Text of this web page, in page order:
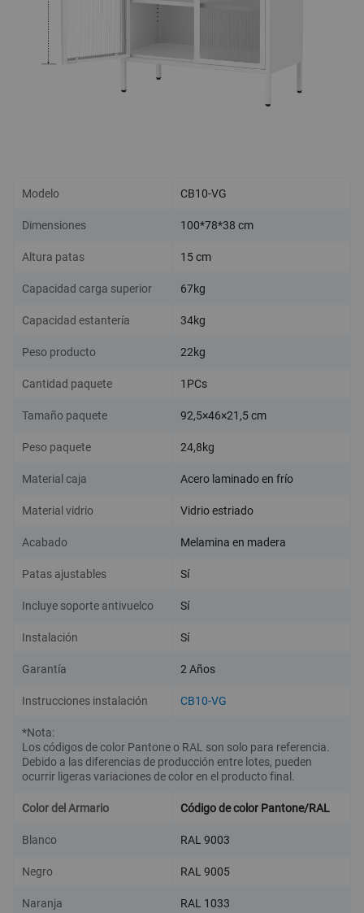
Modelo CB10-VG
Dimensiones 100*78*38 cm
Altura patas 15 cm
Capacidad carga superior 67kg
Capacidad estantería 34kg
Peso producto 22kg
Cantidad paquete 1PCs
Tamaño paquete 92,5×46×21,5 cm
Peso paquete 24,8kg
Material caja Acero laminado en frío
Material vidrio Vidrio estriado
Acabado Melamina en madera
Patas ajustables Sí
Incluye soporte antivuelco Sí
Instalación Sí
Garantía 2 Años
Instrucciones instalación CB10-VG
*Nota:
Los códigos de color Pantone o RAL son solo para referencia.
Debido a las diferencias de producción entre lotes, pueden
ocurrir ligeras variaciones de color en el producto final.
Color del Armario Código de color Pantone/RAL
Blanco RAL 9003
Negro RAL 9005
Naranja RAL 1033